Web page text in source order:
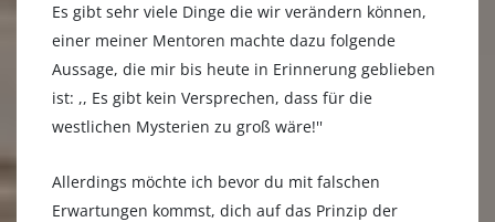
Es gibt sehr viele Dinge die wir verändern können,
einer meiner Mentoren machte dazu folgende
Aussage, die mir bis heute in Erinnerung geblieben
ist: ,, Es gibt kein Versprechen, dass für die
westlichen Mysterien zu groß wäre!''
Allerdings möchte ich bevor du mit falschen
Erwartungen kommst, dich auf das Prinzip der